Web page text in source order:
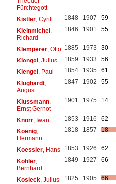
Fürchtegott
Kistler, Cyrill 1848 1907
59
Kleinmichel ,
Richard
1846 1901 55
Klemperer, Otto 1885 1973
30
Klengel , Julius 1859 1933
56
Klengel , Paul 1854 1935
61
Klughardt,
August
1847 1902 55
Klussmann,
Ernst Gernot
1901 1975 14
Knorr, Iwan 1853 1916
62
Koenig,
Hermann
1818 1857 18
Koessler, Hans 1853 1926
62
Köhler,
Bernhard
1849 1927 66
Kosleck, Julius 1825 1905
66